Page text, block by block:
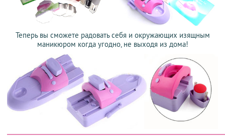
Теперь вы сможете радовать себя и окружающих изящным
маникюром когда угодно, не выходя из дома!